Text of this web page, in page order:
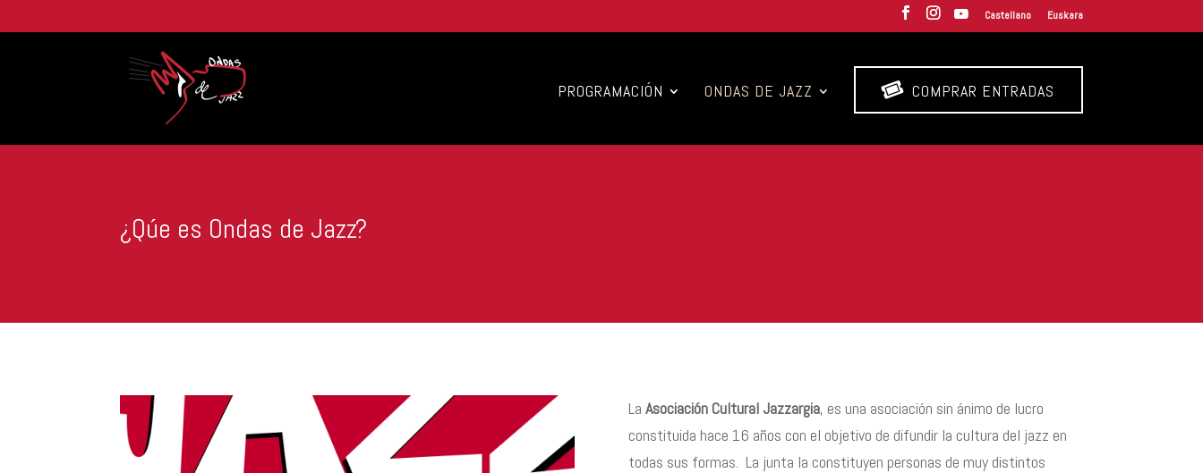
Castellano Euskara
PROGRAMACIÓN ONDAS DE JAZZ  COMPRAR ENTRADAS
¿Qúe es Ondas de Jazz?
La Asociación Cultural Jazzargia, es una asociación sin ánimo de lucro
constituida hace 16 años con el objetivo de difundir la cultura del jazz en
todas sus formas. La junta la constituyen personas de muy distintos